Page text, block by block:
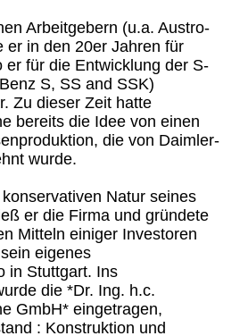
Arbeitgebern (u.a. Austro-
er in den 20er Jahren für
er für die Entwicklung der S-
S, SS and SSK)
Zu dieser Zeit hatte
bereits die Idee von einen
die von Daimler-
wurde.
Natur seines
er die Firma und gründete
Mitteln einiger Investoren
eigenes
in Stuttgart. Ins
die *Dr. Ing. h.c.
GmbH* eingetragen,
: Konstruktion und